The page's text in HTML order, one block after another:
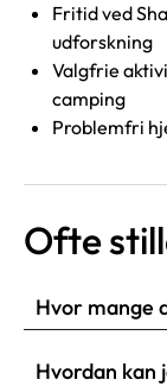
Fritid ved
udforskning
Valgfrie
camping
Problemfri
Ofte
Hvor mange
Hvordan kan